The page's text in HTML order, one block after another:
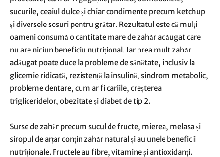
sucurile, ceaiul dulce și chiar condimente precum ketchup
și diversele sosuri pentru grătar. Rezultatul este că mulți
oameni consumă o cantitate mare de zahăr adăugat care
nu are niciun beneficiu nutrițional. Iar prea mult zahăr
adăugat poate duce la probleme de sănătate, inclusiv la
glicemie ridicată, rezistență la insulină, sindrom metabolic,
probleme dentare, cum ar fi cariile, creșterea
trigliceridelor, obezitate și diabet de tip 2.
Surse de zahăr precum sucul de fructe, mierea, melasa și
siropul de arțar conțin zahăr natural și au unele beneficii
nutriționale. Fructele au fibre, vitamine și antioxidanți.